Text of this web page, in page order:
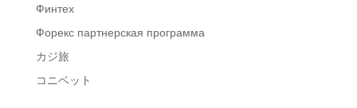
Финтех
Форекс партнерская программа
カジ旅
コニベット